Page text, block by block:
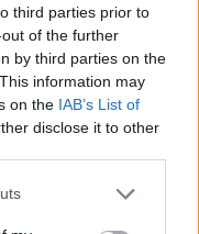
third parties prior to
of the further
by third parties on the
information may
on the IAB’s List of
disclose it to other
vadovei
kabineto